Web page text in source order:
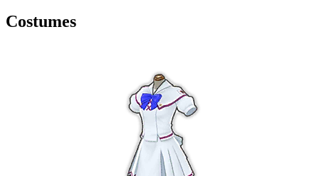
Costumes